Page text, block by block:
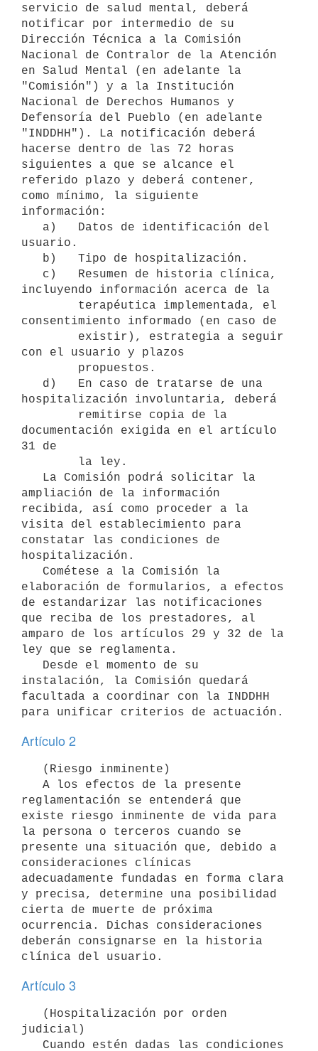
servicio de salud mental, deberá
notificar por intermedio de su
Dirección Técnica a la Comisión
Nacional de Contralor de la Atención
en Salud Mental (en adelante la
"Comisión") y a la Institución
Nacional de Derechos Humanos y
Defensoría del Pueblo (en adelante
"INDDHH"). La notificación deberá
hacerse dentro de las 72 horas
siguientes a que se alcance el
referido plazo y deberá contener,
como mínimo, la siguiente
información:
usuario.
incluyendo información acerca de la
consentimiento informado (en caso de
con el usuario y plazos
hospitalización involuntaria, deberá
documentación exigida en el artículo
31 de
ampliación de la información
recibida, así como proceder a la
visita del establecimiento para
constatar las condiciones de
hospitalización.
elaboración de formularios, a efectos
de estandarizar las notificaciones
que reciba de los prestadores, al
amparo de los artículos 29 y 32 de la
ley que se reglamenta.
instalación, la Comisión quedará
facultada a coordinar con la INDDHH
Artículo 2
reglamentación se entenderá que
existe riesgo inminente de vida para
la persona o terceros cuando se
presente una situación que, debido a
consideraciones clínicas
adecuadamente fundadas en forma clara
y precisa, determine una posibilidad
cierta de muerte de próxima
ocurrencia. Dichas consideraciones
deberán consignarse en la historia
Artículo 3
judicial)